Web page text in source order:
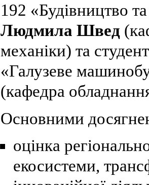
192 «Будівництво
Людмила Швед
механіки) та
«Галузеве
(кафедра
Основними
оцінка
екосистеми,